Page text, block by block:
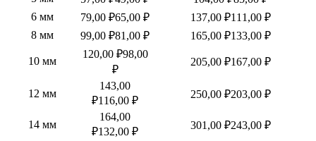
6 мм
79,00 ₽65,00 ₽ 137,00 ₽111,00 ₽
8 мм
99,00 ₽81,00 ₽ 165,00 ₽133,00 ₽
10 мм
120,00 ₽98,00
₽
205,00 ₽167,00 ₽
12 мм
143,00
₽116,00 ₽
250,00 ₽203,00 ₽
14 мм
164,00
₽132,00 ₽
301,00 ₽243,00 ₽